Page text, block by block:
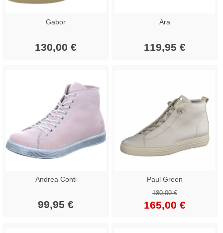
Gabor
130,00 €
Ara
119,95 €
Andrea Conti
99,95 €
Paul Green
180,00 €
165,00 €